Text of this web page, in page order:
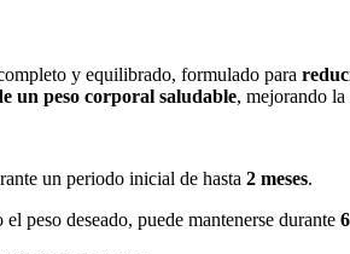
y equilibrado, formulado para
un peso corporal saludable, mejorando
un periodo inicial de hasta 2 meses.
peso deseado, puede mantenerse durante